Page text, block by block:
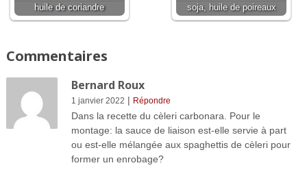
huile de coriandre
soja, huile de poireaux
Commentaires
Bernard Roux
1 janvier 2022 | Répondre
Dans la recette du cèleri carbonara. Pour le
montage: la sauce de liaison est-elle servie à part
ou est-elle mélangée aux spaghettis de cèleri pour
former un enrobage?